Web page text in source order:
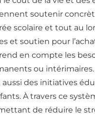
soutenir
scolaire et tout au
et soutien pour
en compte les
ou
des initiatives
À travers ce
de réduire le